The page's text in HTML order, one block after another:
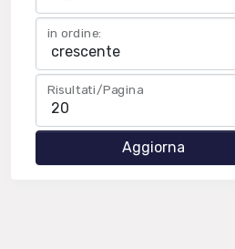
in ordine:
Risultati/Pagina